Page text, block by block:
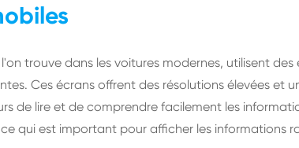
trouve dans les voitures modernes, utilisent des
Ces écrans offrent des résolutions élevées et
de lire et de comprendre facilement les
qui est important pour afficher les informations